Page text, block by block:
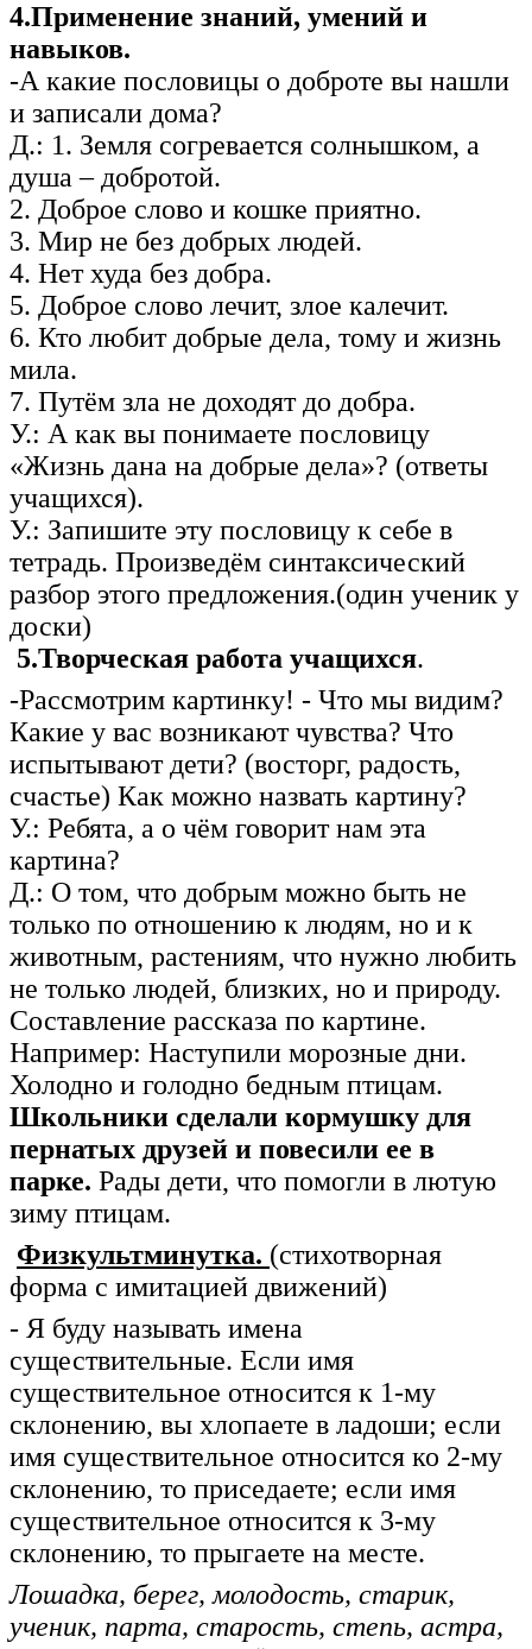
4.Применение знаний, умений и
навыков.
-А какие пословицы о доброте вы нашли
и записали дома?
Д.: 1. Земля согревается солнышком, а
душа – добротой.
2. Доброе слово и кошке приятно.
3. Мир не без добрых людей.
4. Нет худа без добра.
5. Доброе слово лечит, злое калечит.
6. Кто любит добрые дела, тому и жизнь
мила.
7. Путём зла не доходят до добра.
У.: А как вы понимаете пословицу
«Жизнь дана на добрые дела»? (ответы
учащихся).
У.: Запишите эту пословицу к себе в
тетрадь. Произведём синтаксический
разбор этого предложения.(один ученик у
доски)
5.Творческая работа учащихся.
-Рассмотрим картинку! - Что мы видим?
Какие у вас возникают чувства? Что
испытывают дети? (восторг, радость,
счастье) Как можно назвать картину?
У.: Ребята, а о чём говорит нам эта
картина?
Д.: О том, что добрым можно быть не
только по отношению к людям, но и к
животным, растениям, что нужно любить
не только людей, близких, но и природу.
Составление рассказа по картине.
Например: Наступили морозные дни.
Холодно и голодно бедным птицам.
Школьники сделали кормушку для
пернатых друзей и повесили ее в
парке. Рады дети, что помогли в лютую
зиму птицам.
Физкультминутка. (стихотворная
форма с имитацией движений)
- Я буду называть имена
существительные. Если имя
существительное относится к 1-му
склонению, вы хлопаете в ладоши; если
имя существительное относится ко 2-му
склонению, то приседаете; если имя
существительное относится к 3-му
склонению, то прыгаете на месте.
Лошадка, берег, молодость, старик,
ученик, парта, старость, степь, астра,